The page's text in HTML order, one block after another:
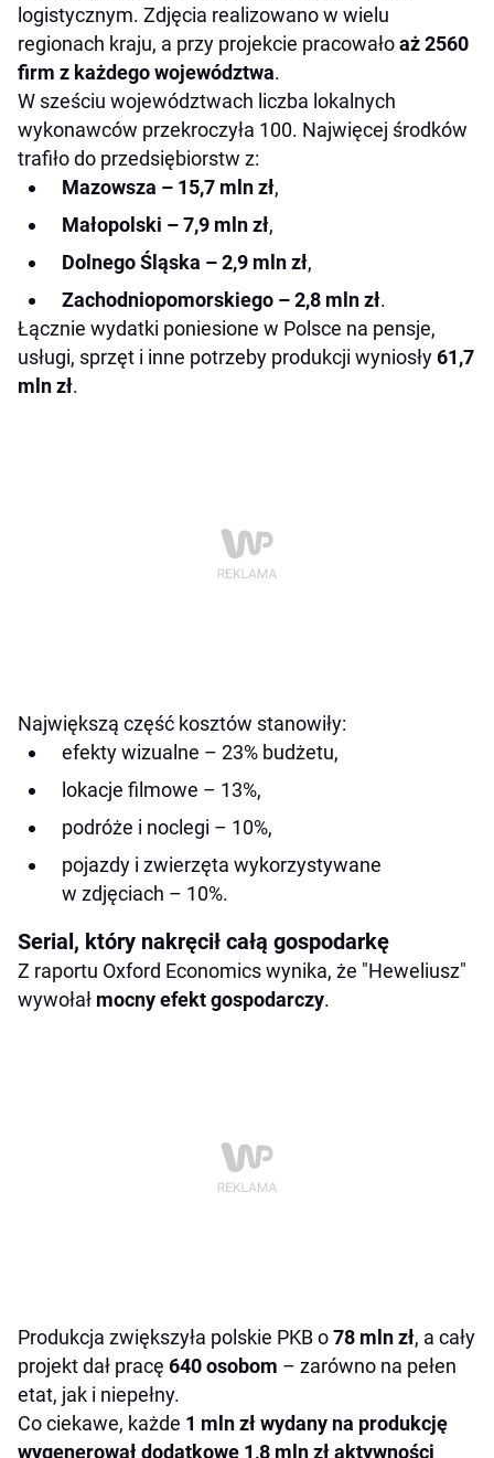
logistycznym. Zdjęcia realizowano w wielu
regionach kraju, a przy projekcie pracowałoaż 2560
firm z każdego województwa.
W sześciu województwach liczba lokalnych
wykonawców przekroczyła 100. Najwięcej środków
trafiło do przedsiębiorstw z:
Mazowsza – 15,7 mln zł,
Małopolski – 7,9 mln zł,
Dolnego Śląska – 2,9 mln zł,
Zachodniopomorskiego – 2,8 mln zł.
Łącznie wydatki poniesione w Polsce na pensje,
usługi, sprzęt i inne potrzeby produkcji wyniosły61,7
mln zł.
Największą część kosztów stanowiły:
efekty wizualne – 23% budżetu,
lokacje filmowe – 13%,
podróże i noclegi – 10%,
pojazdy i zwierzęta wykorzystywane
w zdjęciach – 10%.
Serial, który nakręcił całą gospodarkę
Z raportu Oxford Economics wynika, że "Heweliusz"
wywołał mocny efekt gospodarczy.
Produkcja zwiększyła polskie PKB o78 mln zł, a cały
projekt dał pracę 640 osobom – zarówno na pełen
etat, jak i niepełny.
Co ciekawe, każde 1 mln zł wydany na produkcję
wygenerował dodatkowe 1,8 mln zł aktywności